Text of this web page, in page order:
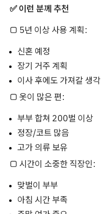
✅ 이런 분께 추천
□ 5년 이상 사용 계획:
신혼 예정
장기 거주 계획
이사 후에도 가져갈 생각
□ 옷이 많은 편:
부부 합쳐 200벌 이상
정장/코트 많음
고가 의류 보유
□ 시간이 소중한 직장인:
맞벌이 부부
아침 시간 부족